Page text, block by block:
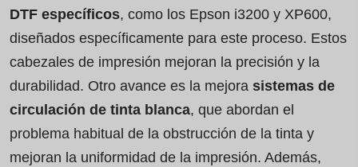
DTF específicos, como los Epson i3200 y XP600,
diseñados específicamente para este proceso. Estos
cabezales de impresión mejoran la precisión y la
durabilidad. Otro avance es la mejora sistemas de
circulación de tinta blanca, que abordan el
problema habitual de la obstrucción de la tinta y
mejoran la uniformidad de la impresión. Además,